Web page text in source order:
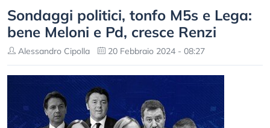
Sondaggi politici, tonfo M5s e Lega:
bene Meloni e Pd, cresce Renzi
Alessandro Cipolla 20 Febbraio 2024 - 08:27